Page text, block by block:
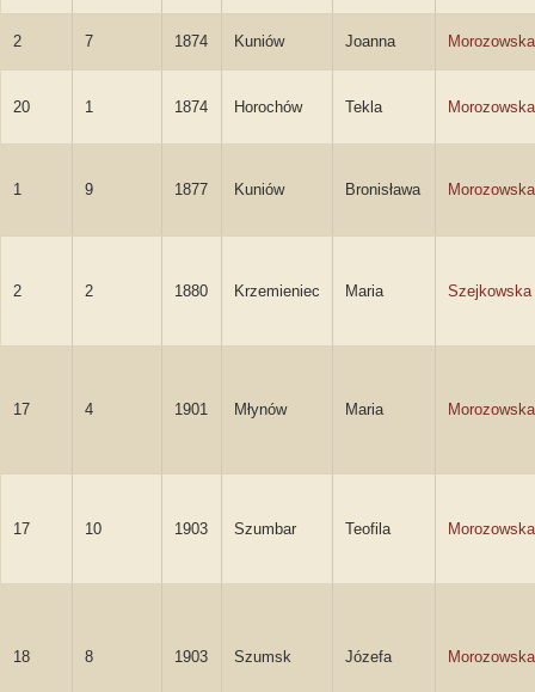
2 7 1874 Kuniów Joanna Morozowska
20 1 1874 Horochów Tekla Morozowska
1 9 1877 Kuniów Bronisława Morozowska
2 2 1880 Krzemieniec Maria Szejkowska
17 4 1901 Młynów Maria Morozowska
17 10 1903 Szumbar Teofila Morozowska
18 8 1903 Szumsk Józefa Morozowska